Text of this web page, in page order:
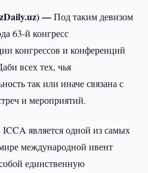
—Под таким девизом
63-й конгресс
конгрессов и конференций
всех тех, чья
так или иначе связана с
и мероприятий.
является одной из самых
международной ивент
единственную